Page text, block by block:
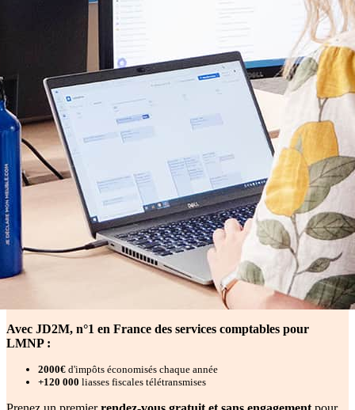
Avec JD2M, n°1 en France des services comptables pour
LMNP :
2000€ d'impôts économisés chaque année
+120 000 liasses fiscales télétransmises